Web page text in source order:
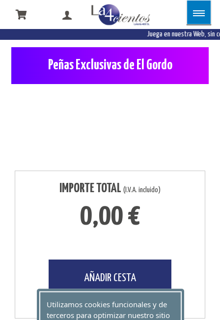
Juega en nuestra Web, sin
Peñas Exclusivas de El Gordo
IMPORTE TOTAL (I.V.A. incluido)
0,00 €
AÑADIR CESTA
Utilizamos cookies funcionales y de
terceros para optimizar nuestro sitio